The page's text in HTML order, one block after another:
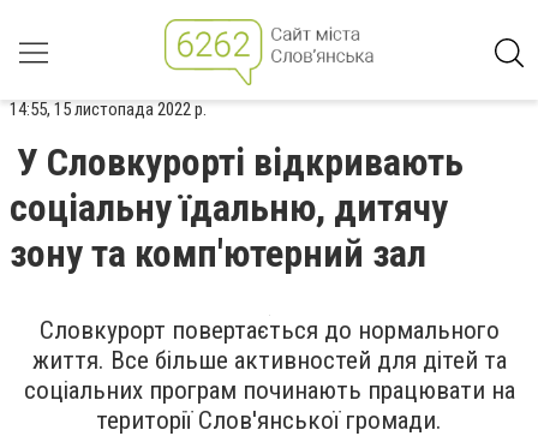
14:55, 15 листопада 2022 р.
У Словкурорті відкривають
соціальну їдальню, дитячу
зону та комп'ютерний зал
Словкурорт повертається до нормального
життя. Все більше активностей для дітей та
соціальних програм починають працювати на
території Слов'янської громади.